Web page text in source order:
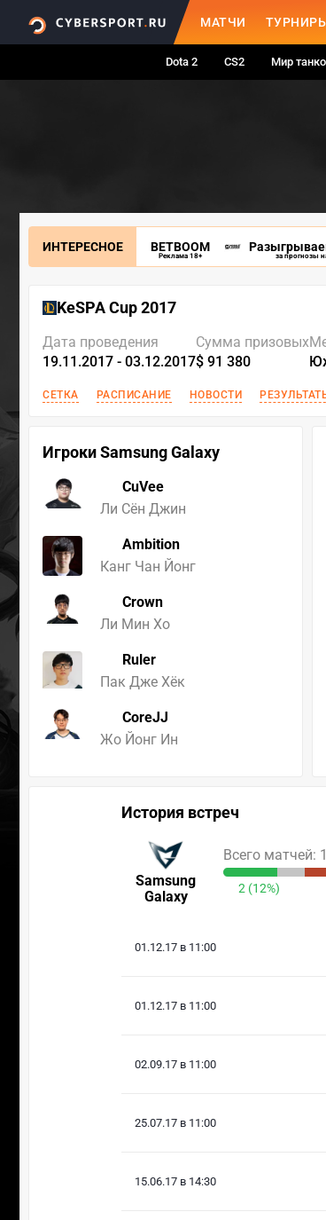
МАТЧИ
Dota 2 CS2 Мир
ИНТЕРЕСНОЕ BETBOOM
Реклама 18+ за прогнозы
KeSPA Cup 2017
Дата проведения
19.11.2017 - 03.12.2017
Сумма призовых
$ 91 380
СЕТКА РАСПИСАНИЕ НОВОСТИ
Игроки Samsung Galaxy
CuVee
Ли Сён Джин
Ambition
Канг Чан Йонг
Crown
Ли Мин Хо
Ruler
Пак Дже Хёк
CoreJJ
Жо Йонг Ин
История встреч
Samsung
Galaxy
Всего матчей:
2 (12%)
01.12.17 в 11:00
01.12.17 в 11:00
02.09.17 в 11:00
25.07.17 в 11:00
15.06.17 в 14:30